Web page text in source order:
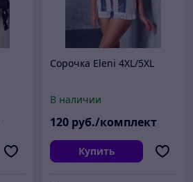
Сорочка Eleni 4XL/5XL
В наличии
120 руб./комплект
Купить